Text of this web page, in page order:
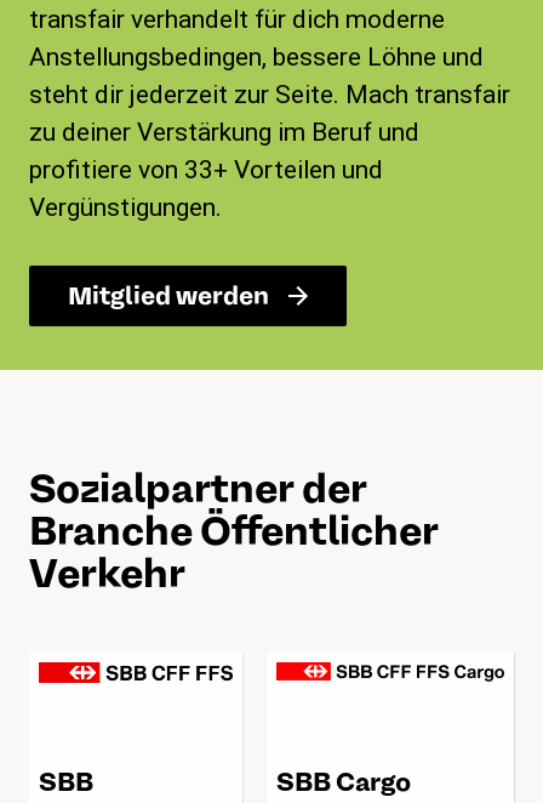
transfair verhandelt für dich moderne
Anstellungsbedingen, bessere Löhne und
steht dir jederzeit zur Seite. Mach transfair
zu deiner Verstärkung im Beruf und
profitiere von 33+ Vorteilen und
Vergünstigungen.
Mitglied werden
Sozialpartner der
Branche Öffentlicher
Verkehr
SBB SBB Cargo